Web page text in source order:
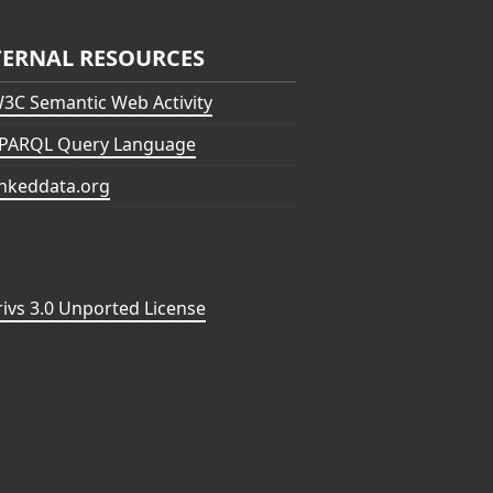
RESOURCES
Semantic Web Activity
Query Language
3.0 Unported License